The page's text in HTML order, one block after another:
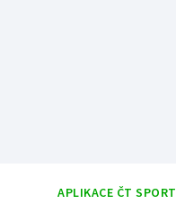
APLIKACE ČT SPORT